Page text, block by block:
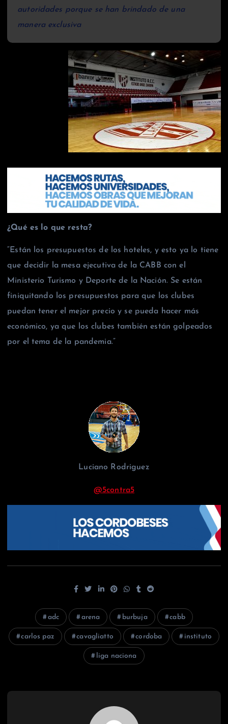
autoridades porque se han brindado de una
manera exclusiva
¿Qué es lo que resta?
“Están los presupuestos de los hoteles, y esto ya lo tiene
que decidir la mesa ejecutiva de la CABB con el
Ministerio Turismo y Deporte de la Nación. Se están
finiquitando los presupuestos para que los clubes
puedan tener el mejor precio y se pueda hacer más
económico, ya que los clubes también están golpeados
por el tema de la pandemia.”
Luciano Rodriguez
@5contra5
adc arena burbuja cabb
carlos paz cavagliatto cordoba instituto
liga naciona